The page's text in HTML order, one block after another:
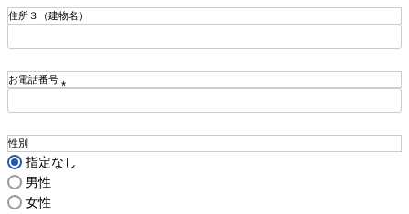
須
)
住所３（建物名）
お電話番号
須
)
性別
指定なし
男性
女性